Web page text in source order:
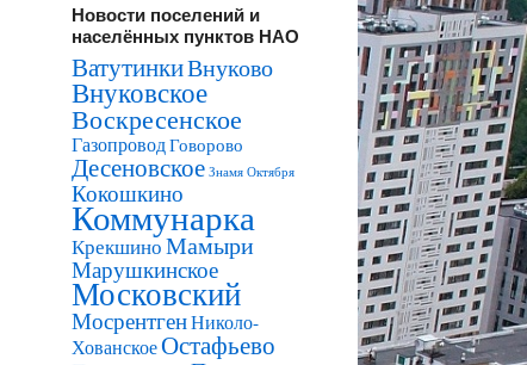
Новости поселений и
населённых пунктов НАО
ВатутинкиВнуково
Внуковское
Воскресенское
ГазопроводГоворово
Десеновское Знамя Октября
Кокошкино
Коммунарка
КрекшиноМамыри
Марушкинское
Московский
МосрентгенНиколо-
ХованскоеОстафьево